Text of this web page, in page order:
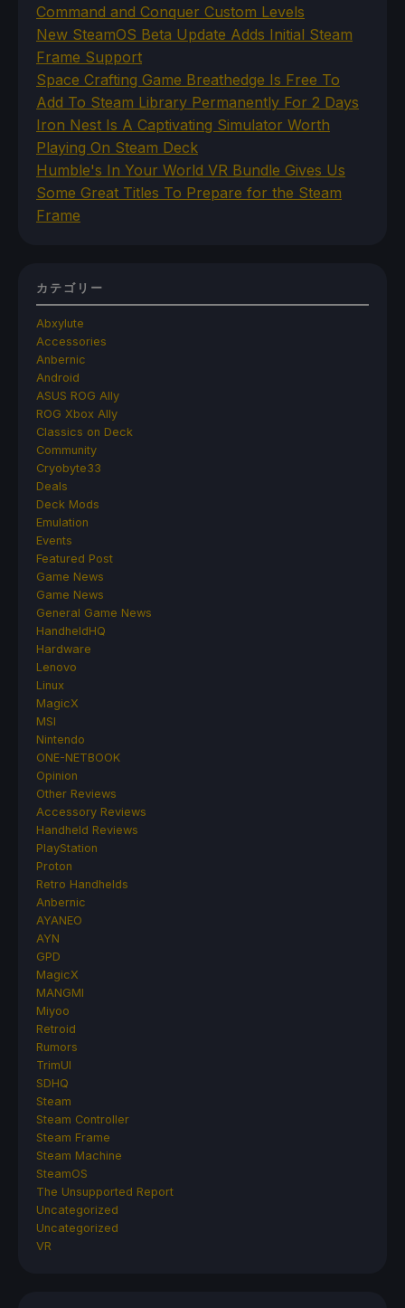
Command and Conquer Custom Levels
New SteamOS Beta Update Adds Initial Steam
Frame Support
Space Crafting Game Breathedge Is Free To
Add To Steam Library Permanently For 2 Days
Iron Nest Is A Captivating Simulator Worth
Playing On Steam Deck
Humble's In Your World VR Bundle Gives Us
Some Great Titles To Prepare for the Steam
Frame
カテゴリー
Abxylute
Accessories
Anbernic
Android
ASUS ROG Ally
ROG Xbox Ally
Classics on Deck
Community
Cryobyte33
Deals
Deck Mods
Emulation
Events
Featured Post
Game News
Game News
General Game News
HandheldHQ
Hardware
Lenovo
Linux
MagicX
MSI
Nintendo
ONE-NETBOOK
Opinion
Other Reviews
Accessory Reviews
Handheld Reviews
PlayStation
Proton
Retro Handhelds
Anbernic
AYANEO
AYN
GPD
MagicX
MANGMI
Miyoo
Retroid
Rumors
TrimUI
SDHQ
Steam
Steam Controller
Steam Frame
Steam Machine
SteamOS
The Unsupported Report
Uncategorized
Uncategorized
VR